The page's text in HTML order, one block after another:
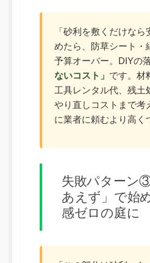
「砂利を敷くだけな
めたら、防草シート・
予算オーバー。DIYの
ないコスト」 です。材
工具レンタル代、残土
やり直しコストまで考
に業者に頼むより高く
失敗パターン
あえず」で始
感ゼロの庭に